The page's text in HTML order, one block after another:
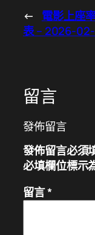
←
電影上座
表 – 2026-
留言
發佈留言
發佈留言必須
必填欄位標示
留言*